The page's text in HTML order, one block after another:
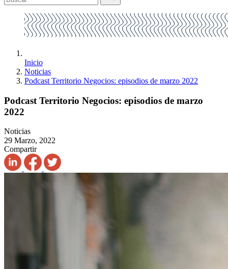
Inicio
Noticias
Podcast Territorio Negocios: episodios de marzo 2022
Podcast Territorio Negocios: episodios de marzo
2022
Noticias
29 Marzo, 2022
Compartir